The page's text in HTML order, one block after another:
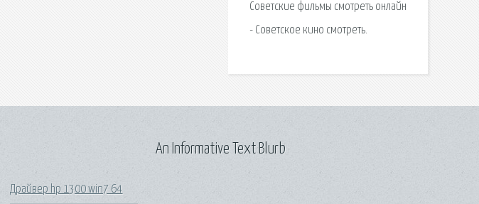
Советские фильмы смотреть онлайн
- Советское кино смотреть.
Драйвер hp 1300 win7 64
An Informative Text Blurb